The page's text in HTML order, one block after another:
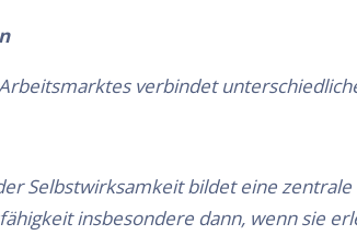
verbindet
Selbstwirksamkeit bildet eine
insbesondere dann, wenn sie